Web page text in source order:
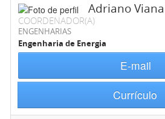
Adriano
COORDENADOR(A)
ENGENHARIAS
Engenharia de Energia
E-mail
Currículo